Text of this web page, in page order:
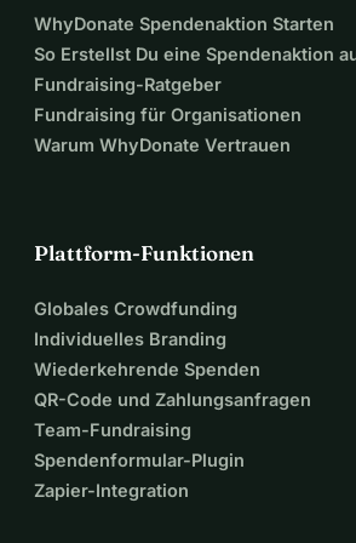
zukünftigen Schattens.
Alle Patenschaften werden am Ende
Sponsorentafel am Spielplatz
Spielplatz wachsen zu lassen.
WhyDonate Spendenaktion Starten
So Erstellst Du eine Spendenaktion
Fundraising-Ratgeber
Fundraising für Organisationen
Warum WhyDonate Vertrauen
Plattform-Funktionen
Globales Crowdfunding
Individuelles Branding
Wiederkehrende Spenden
QR-Code und Zahlungsanfragen
Team-Fundraising
Spendenformular-Plugin
Zapier-Integration